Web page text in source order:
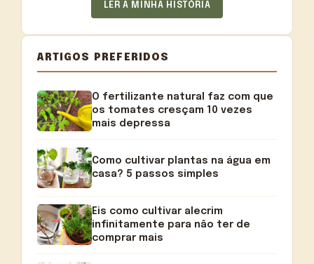
LER A MINHA HISTÓRIA
ARTIGOS PREFERIDOS
O fertilizante natural faz com que
os tomates cresçam 10 vezes
mais depressa
Como cultivar plantas na água em
casa? 5 passos simples
Eis como cultivar alecrim
infinitamente para não ter de
comprar mais